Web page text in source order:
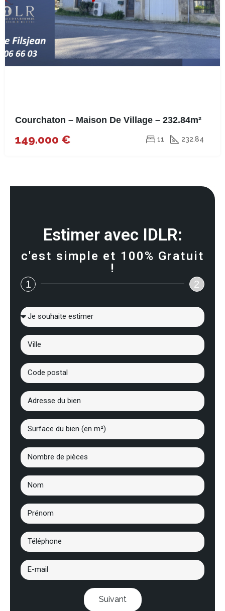
Courchaton – Maison De Village – 232.84m²
149.000 € 11 232.84
Estimer avec IDLR:
c'est simple et 100% Gratuit
!
1 2
Suivant